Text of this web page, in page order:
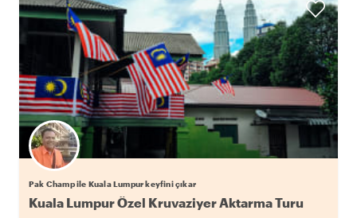
Pak Champ ile Kuala Lumpur keyfini çıkar
Kuala Lumpur Özel Kruvaziyer Aktarma Turu